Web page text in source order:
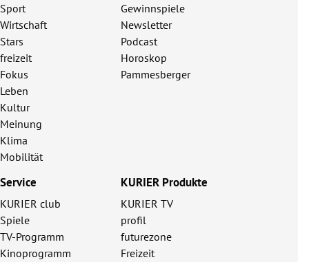
Sport
Wirtschaft
Stars
freizeit
Fokus
Leben
Kultur
Meinung
Klima
Mobilität
Gewinnspiele
Newsletter
Podcast
Horoskop
Pammesberger
Service
KURIER club
Spiele
TV-Programm
Kinoprogramm
KURIER Produkte
KURIER TV
profil
futurezone
Freizeit